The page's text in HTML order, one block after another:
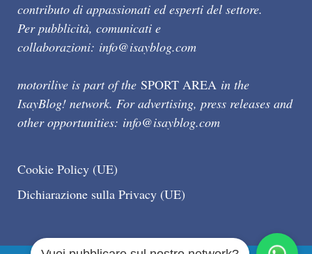
contributo di appassionati ed esperti del settore.
Per pubblicità, comunicati e
collaborazioni: info@isayblog.com
motorilive is part of the SPORT AREA in the
IsayBlog! network. For advertising, press releases and
other opportunities: info@isayblog.com
Cookie Policy (UE)
Dichiarazione sulla Privacy (UE)